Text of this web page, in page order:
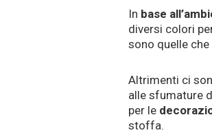
In base
diversi colori
sono quelle
Altrimenti ci
alle sfumature
per le
stoffa.